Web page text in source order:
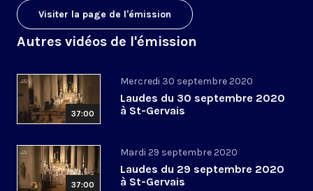
Visiter la page de l'émission
Autres vidéos de l'émission
37:00
Mercredi 30 septembre 2020
Laudes du 30 septembre 2020
à St-Gervais
37:00
Mardi 29 septembre 2020
Laudes du 29 septembre 2020
à St-Gervais